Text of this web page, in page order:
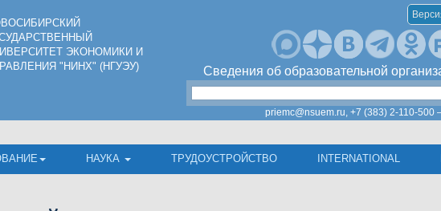
ЭКОНОМИКИ И
"НИНХ" (НГУЭУ)
Сведения об образовательной
priemc@nsuem.ru, +7 (383) 2-110-500
НАУКА ТРУДОУСТРОЙСТВО INTERNATIONAL